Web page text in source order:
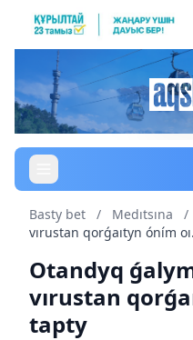
Basty bet / Medıtsına /
vırustan qorǵaıtyn óním
Otandyq
vırustan
tapty